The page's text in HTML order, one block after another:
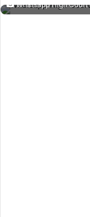
Whatsapp High Court